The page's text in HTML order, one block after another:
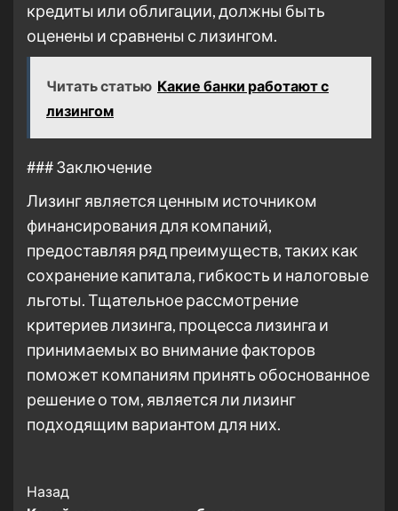
кредиты или облигации, должны быть
оценены и сравнены с лизингом.
Читать статью Какие банки работают с
лизингом
### Заключение
Лизинг является ценным источником
финансирования для компаний,
предоставляя ряд преимуществ, таких как
сохранение капитала, гибкость и налоговые
льготы. Тщательное рассмотрение
критериев лизинга, процесса лизинга и
принимаемых во внимание факторов
поможет компаниям принять обоснованное
решение о том, является ли лизинг
подходящим вариантом для них.
Post
Назад